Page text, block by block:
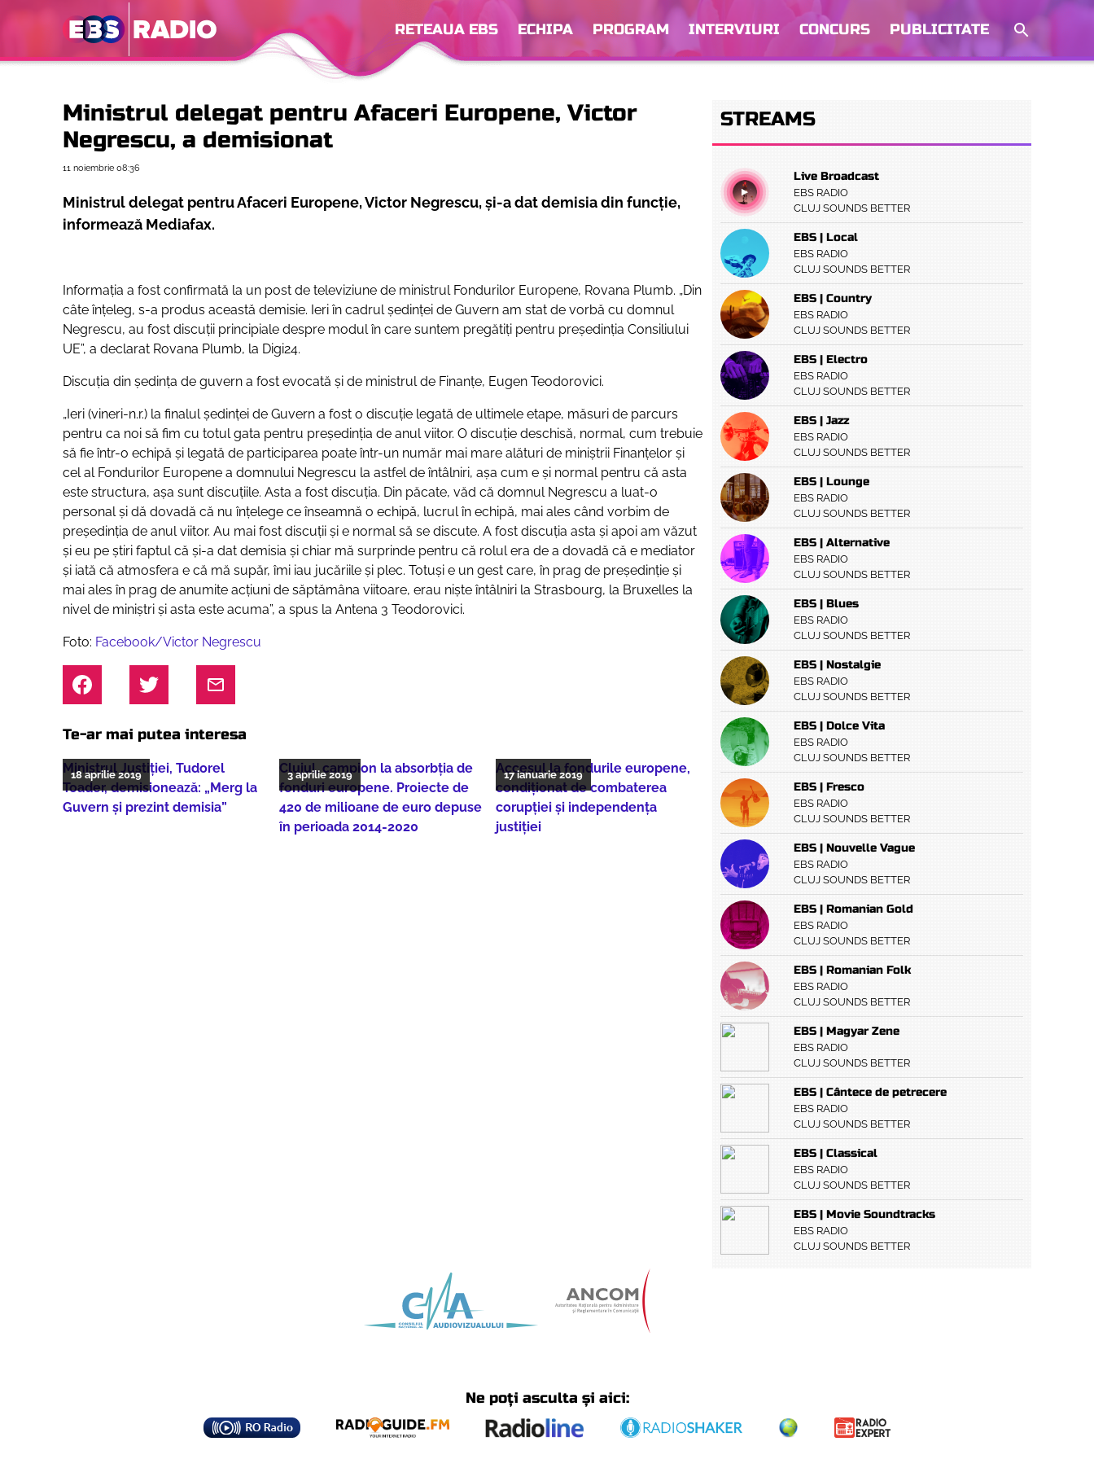
RETEAUA EBS ECHIPA PROGRAM INTERVIURI CONCURS PUBLICITATE
Ministrul delegat pentru Afaceri Europene, Victor
Negrescu, a demisionat
11 noiembrie 08:36
Ministrul delegat pentru Afaceri Europene, Victor Negrescu, și-a dat demisia din funcție,
informează Mediafax.
Informația a fost confirmată la un post de televiziune de ministrul Fondurilor Europene, Rovana Plumb. „Din
câte înțeleg, s-a produs această demisie. Ieri în cadrul ședinței de Guvern am stat de vorbă cu domnul
Negrescu, au fost discuții principiale despre modul în care suntem pregătiți pentru președinția Consiliului
UE”, a declarat Rovana Plumb, la Digi24.
Discuția din ședința de guvern a fost evocată și de ministrul de Finanțe, Eugen Teodorovici.
„Ieri (vineri-n.r.) la finalul ședinței de Guvern a fost o discuție legată de ultimele etape, măsuri de parcurs
pentru ca noi să fim cu totul gata pentru președinția de anul viitor. O discuție deschisă, normal, cum trebuie
să fie într-o echipă și legată de participarea poate într-un număr mai mare alături de miniștrii Finanțelor și
cel al Fondurilor Europene a domnului Negrescu la astfel de întâlniri, așa cum e și normal pentru că asta
este structura, așa sunt discuțiile. Asta a fost discuția. Din păcate, văd că domnul Negrescu a luat-o
personal și dă dovadă că nu înțelege ce înseamnă o echipă, lucrul în echipă, mai ales când vorbim de
președinția de anul viitor. Au mai fost discuții și e normal să se discute. A fost discuția asta și apoi am văzut
și eu pe știri faptul că și-a dat demisia și chiar mă surprinde pentru că rolul era de a dovadă că e mediator
și iată că atmosfera e că mă supăr, îmi iau jucăriile și plec. Totuși e un gest care, în prag de președinție și
mai ales în prag de anumite acțiuni de săptămâna viitoare, erau niște întâlniri la Strasbourg, la Bruxelles la
nivel de miniștri și asta este acuma”, a spus la Antena 3 Teodorovici.
Foto: Facebook/Victor Negrescu
Te-ar mai putea interesa
Ministrul Justiției, Tudorel
Toader, demisionează: „Merg la
Guvern și prezint demisia”
18 aprilie 2019
Clujul, campion la absorbția de
fonduri europene. Proiecte de
420 de milioane de euro depuse
în perioada 2014-2020
3 aprilie 2019
Accesul la fondurile europene,
condiționat de combaterea
corupţiei și independența
justiției
17 ianuarie 2019
STREAMS
Live Broadcast
EBS RADIO
CLUJ SOUNDS BETTER
EBS | Local
EBS RADIO
CLUJ SOUNDS BETTER
EBS | Country
EBS RADIO
CLUJ SOUNDS BETTER
EBS | Electro
EBS RADIO
CLUJ SOUNDS BETTER
EBS | Jazz
EBS RADIO
CLUJ SOUNDS BETTER
EBS | Lounge
EBS RADIO
CLUJ SOUNDS BETTER
EBS | Alternative
EBS RADIO
CLUJ SOUNDS BETTER
EBS | Blues
EBS RADIO
CLUJ SOUNDS BETTER
EBS | Nostalgie
EBS RADIO
CLUJ SOUNDS BETTER
EBS | Dolce Vita
EBS RADIO
CLUJ SOUNDS BETTER
EBS | Fresco
EBS RADIO
CLUJ SOUNDS BETTER
EBS | Nouvelle Vague
EBS RADIO
CLUJ SOUNDS BETTER
EBS | Romanian Gold
EBS RADIO
CLUJ SOUNDS BETTER
EBS | Romanian Folk
EBS RADIO
CLUJ SOUNDS BETTER
EBS | Magyar Zene
EBS RADIO
CLUJ SOUNDS BETTER
EBS | Cântece de petrecere
EBS RADIO
CLUJ SOUNDS BETTER
EBS | Classical
EBS RADIO
CLUJ SOUNDS BETTER
EBS | Movie Soundtracks
EBS RADIO
CLUJ SOUNDS BETTER
Ne poți asculta și aici: